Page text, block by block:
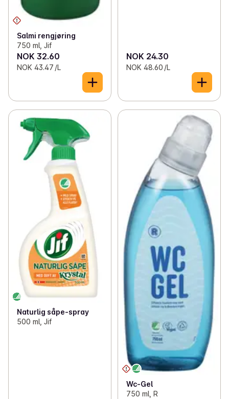
Salmi rengjøring
750 ml, Jif
NOK 32.60
NOK 43.47 /L
NOK 24.30
NOK 48.60 /L
Naturlig såpe-spray
500 ml, Jif
Wc-Gel
750 ml, R